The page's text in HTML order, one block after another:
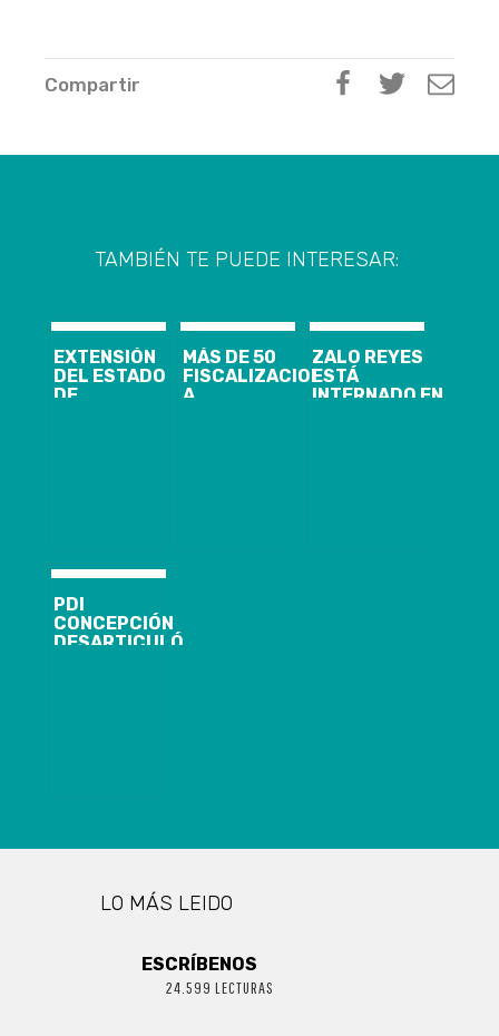
Compartir
TAMBIÉN TE PUEDE INTERESAR:
EXTENSIÓN
DEL ESTADO
DE
MÁS DE 50
FISCALIZACIONES
A
ZALO REYES
ESTÁ
INTERNADO EN
PDI
CONCEPCIÓN
DESARTICULÓ
LO MÁS LEIDO
ESCRÍBENOS
24.599 LECTURAS